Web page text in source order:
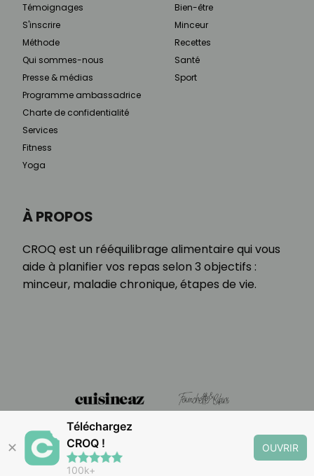
À PROPOS
CROQ est un rééquilibrage alimentaire qui vous
aide à planifier vos repas selon 3 objectifs :
minceur, maladie chronique, étapes de vie.
Témoignages
S'inscrire
Méthode
Qui sommes-nous
Presse & médias
Programme ambassadrice
Charte de confidentialité
Services
Fitness
Yoga
Bien-être
Minceur
Recettes
Santé
Sport
✕
Téléchargez
CROQ !
100k+
OUVRIR